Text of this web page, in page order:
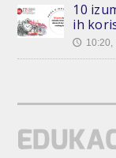
10
ih
🕔 10:20,